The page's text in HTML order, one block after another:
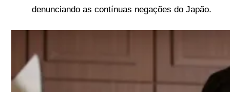
denunciando as contínuas negações do Japão.